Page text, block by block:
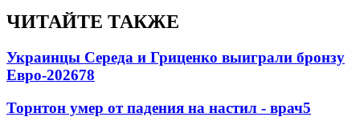
ЧИТАЙТЕ ТАКЖЕ
Украинцы Середа и Гриценко выиграли бронзу
Евро-202678
Торнтон умер от падения на настил - врач5